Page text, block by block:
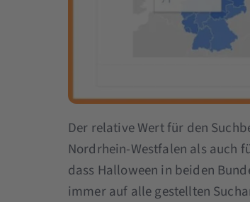
Der relative Wert für den
Nordrhein-Westfalen als auch
dass Halloween in beiden
immer auf alle gestellten